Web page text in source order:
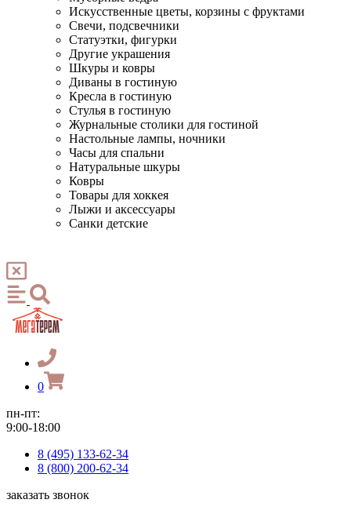
Искусственные цветы, корзины с фруктами
Свечи, подсвечники
Статуэтки, фигурки
Другие украшения
Шкуры и ковры
Диваны в гостиную
Кресла в гостиную
Стулья в гостиную
Журнальные столики для гостиной
Настольные лампы, ночники
Часы для спальни
Натуральные шкуры
Ковры
Товары для хоккея
Лыжи и аксессуары
Санки детские
0
пн-пт:
9:00-18:00
8 (495) 133-62-34
8 (800) 200-62-34
заказать звонок